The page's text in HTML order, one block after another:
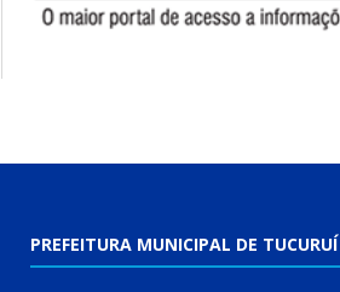
PREFEITURA MUNICIPAL DE